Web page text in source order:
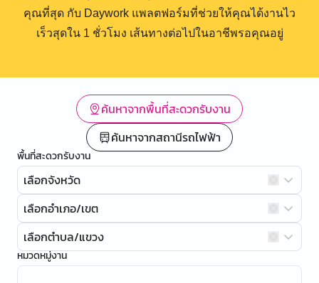
คุณที่สุด กับ Daywork แพลตฟอร์มที่ช่วยให้คุณได้งานไว
เร็วสุดใน 1 ชั่วโมง เส้นทางต่อไปในอาชีพรอคุณอยู่
ค้นหาจากพื้นที่สะดวกรับงาน
ค้นหาจากสถานีรถไฟฟ้า
พื้นที่สะดวกรับงาน
เลือกจังหวัด
เลือกอำเภอ/เขต
เลือกตำบล/แขวง
หมวดหมู่งาน